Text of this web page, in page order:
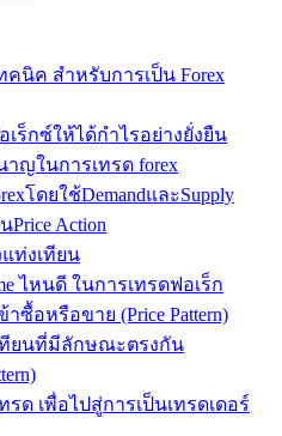
นิค สำหรับการเป็น Forex
เร็กซ์ให้ได้กำไรอย่างยั่งยืน
ญในการเทรด forex
โดยใช้DemandและSupply
Action
ท่งเทียน
ไหนดี ในการเทรดฟอเร็ก
ซื้อหรือขาย (Price Pattern)
ยนที่มีลักษณะตรงกัน
ด เพื่อไปสู่การเป็นเทรดเดอร์